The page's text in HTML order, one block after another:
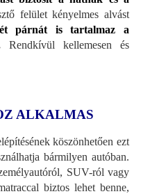
felület kényelmes alvást
párnát is tartalmaz a
Rendkívül kellemesen és
ALKALMAS
köszönhetően ezt
bármilyen autóban.
SUV-ról vagy
biztos lehet benne,